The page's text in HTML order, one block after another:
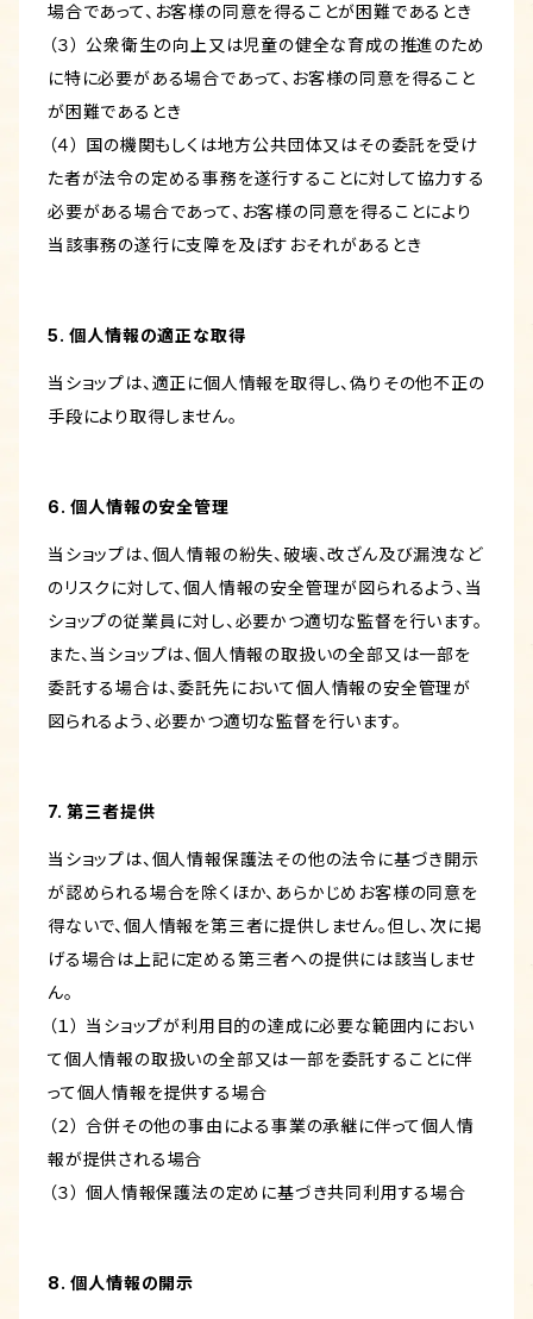
場合であって、お客様の同意を得ることが困難であるとき
（３） 公衆衛生の向上又は児童の健全な育成の推進のため
に特に必要がある場合であって、お客様の同意を得ること
が困難であるとき
（４） 国の機関もしくは地方公共団体又はその委託を受け
た者が法令の定める事務を遂行することに対して協力する
必要がある場合であって、お客様の同意を得ることにより
当該事務の遂行に支障を及ぼすおそれがあるとき
5. 個人情報の適正な取得
当ショップは、適正に個人情報を取得し、偽りその他不正の
手段により取得しません。
6. 個人情報の安全管理
当ショップは、個人情報の紛失、破壊、改ざん及び漏洩など
のリスクに対して、個人情報の安全管理が図られるよう、当
ショップの従業員に対し、必要かつ適切な監督を行います。
また、当ショップは、個人情報の取扱いの全部又は一部を
委託する場合は、委託先において個人情報の安全管理が
図られるよう、必要かつ適切な監督を行います。
7. 第三者提供
当ショップは、個人情報保護法その他の法令に基づき開示
が認められる場合を除くほか、あらかじめお客様の同意を
得ないで、個人情報を第三者に提供しません。但し、次に掲
げる場合は上記に定める第三者への提供には該当しませ
ん。
（１） 当ショップが利用目的の達成に必要な範囲内におい
て個人情報の取扱いの全部又は一部を委託することに伴
って個人情報を提供する場合
（２） 合併その他の事由による事業の承継に伴って個人情
報が提供される場合
（３） 個人情報保護法の定めに基づき共同利用する場合
8. 個人情報の開示